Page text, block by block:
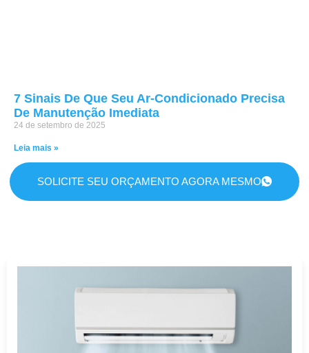
7 Sinais De Que Seu Ar-Condicionado Precisa
De Manutenção Imediata
24 de setembro de 2025
Leia mais »
SOLICITE SEU ORÇAMENTO AGORA MESMO